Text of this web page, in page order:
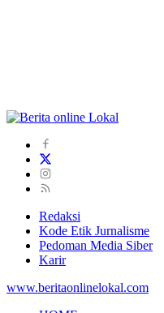
Redaksi
Kode Etik Jurnalisme
Pedoman Media Siber
Karir
www.beritaonlinelokal.com